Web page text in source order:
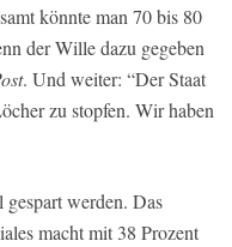
könnte man 70 bis 80
der Wille dazu gegeben
. Und weiter: “Der Staat
zu stopfen. Wir haben
werden. Das
macht mit 38 Prozent